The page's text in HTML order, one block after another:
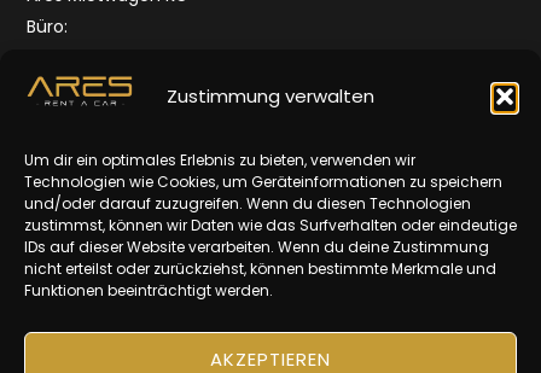
Zustimmung verwalten
Um dir ein optimales Erlebnis zu bieten, verwenden wir
Technologien wie Cookies, um Geräteinformationen zu speichern
und/oder darauf zuzugreifen. Wenn du diesen Technologien
zustimmst, können wir Daten wie das Surfverhalten oder eindeutige
IDs auf dieser Website verarbeiten. Wenn du deine Zustimmung
nicht erteilst oder zurückziehst, können bestimmte Merkmale und
Funktionen beeinträchtigt werden.
AKZEPTIEREN
Büro:
1100 Wien
Mo-Fr: 10-16 Uhr
Impressum
Datenschutz